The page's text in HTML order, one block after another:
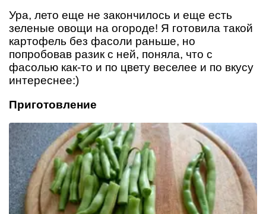
Ура, лето еще не закончилось и еще есть
зеленые овощи на огороде! Я готовила такой
картофель без фасоли раньше, но
попробовав разик с ней, поняла, что с
фасолью как-то и по цвету веселее и по вкусу
интереснее:)
Приготовление